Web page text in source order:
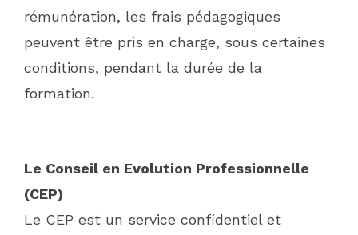
rémunération, les frais pédagogiques
peuvent être pris en charge, sous certaines
conditions, pendant la durée de la
formation.
Le Conseil en Evolution Professionnelle
(CEP)
Le CEP est un service confidentiel et